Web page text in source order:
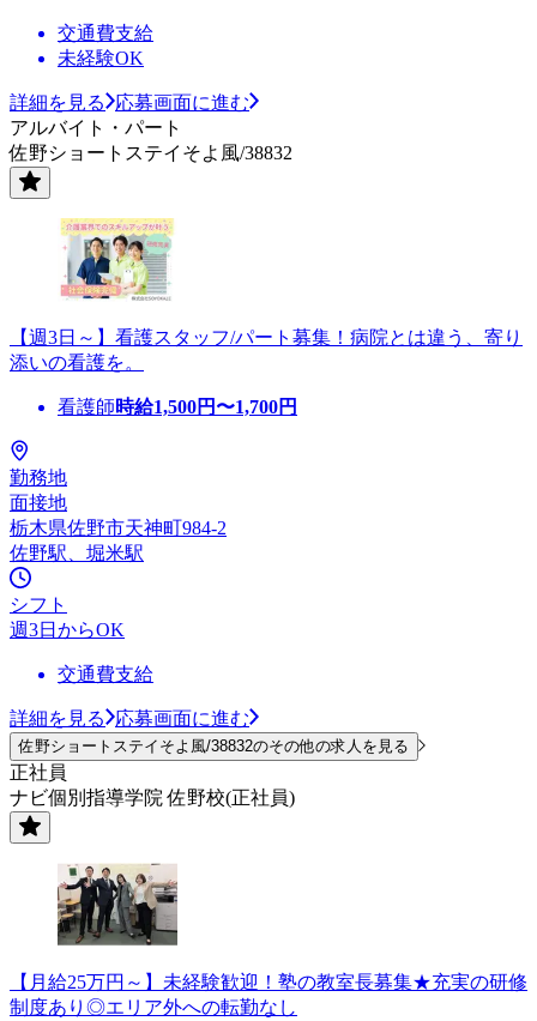
交通費支給
未経験OK
詳細を見る
応募画面に進む
アルバイト・パート
佐野ショートステイそよ風/38832
【週3日～】看護スタッフ/パート募集！病院とは違う、寄り
添いの看護を。
看護師時給1,500円〜1,700円
勤務地
面接地
栃木県佐野市天神町984-2
佐野駅、堀米駅
シフト
週3日からOK
交通費支給
詳細を見る 応募画面に進む
佐野ショートステイそよ風/38832のその他の求人を見る
正社員
ナビ個別指導学院 佐野校(正社員)
【月給25万円～】未経験歓迎！塾の教室長募集★充実の研修
制度あり◎エリア外への転勤なし